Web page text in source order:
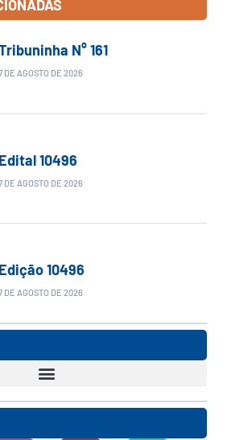
N° 161
DE AGOSTO DE 2026
Edital 10496
DE AGOSTO DE 2026
Edição 10496
DE AGOSTO DE 2026